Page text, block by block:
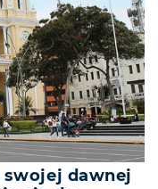
swojej dawnej